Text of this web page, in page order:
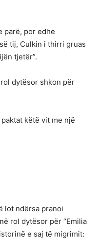
parë, por edhe
tij, Culkin i thirri gruas
tjetër”.
dytësor shkon për
këtë vit me një
lot ndërsa pranoi
rol dytësor për “Emilia
e saj të migrimit: